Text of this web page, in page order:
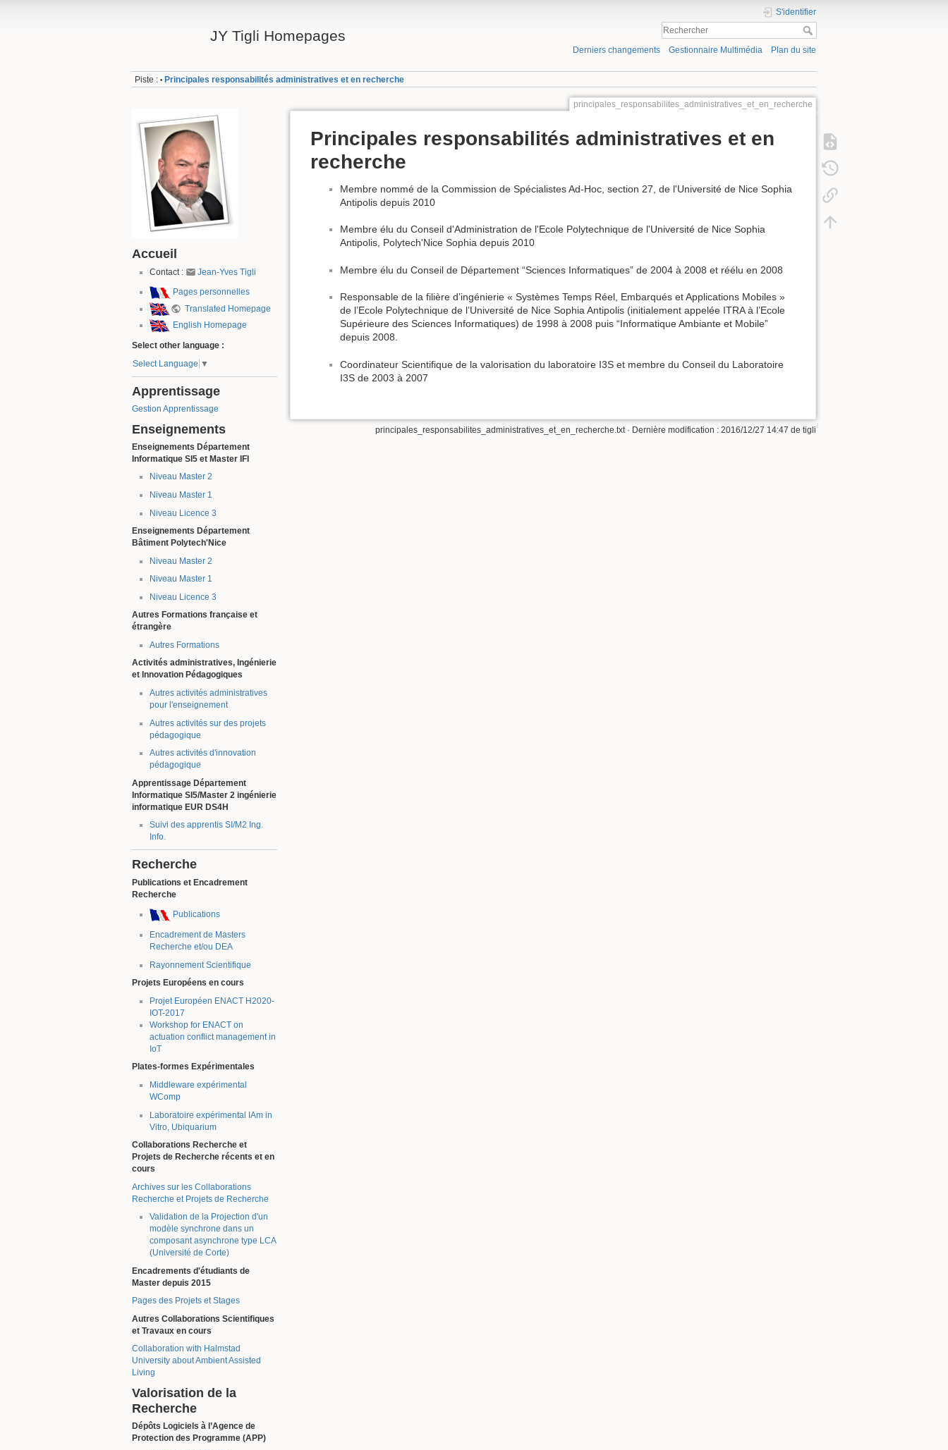
JY Tigli Homepages
S'identifier
Derniers changements Gestionnaire Multimédia Plan du site
Piste : • Principales responsabilités administratives et en recherche
Accueil
Contact : Jean-Yves Tigli
Pages personnelles
Translated Homepage
English Homepage
Select other language :
Select Language ▼
Apprentissage
Gestion Apprentissage
Enseignements
Enseignements Département
Informatique SI5 et Master IFI
Niveau Master 2
Niveau Master 1
Niveau Licence 3
Enseignements Département
Bâtiment Polytech'Nice
Niveau Master 2
Niveau Master 1
Niveau Licence 3
Autres Formations française et
étrangère
Autres Formations
Activités administratives, Ingénierie
et Innovation Pédagogiques
Autres activités administratives
pour l'enseignement
Autres activités sur des projets
pédagogique
Autres activités d'innovation
pédagogique
Apprentissage Département
Informatique SI5/Master 2 ingénierie
informatique EUR DS4H
Suivi des apprentis SI/M2 Ing.
Info.
Recherche
Publications et Encadrement
Recherche
Publications
Encadrement de Masters
Recherche et/ou DEA
Rayonnement Scientifique
Projets Européens en cours
Projet Européen ENACT H2020-
IOT-2017
Workshop for ENACT on
actuation conflict management in
IoT
Plates-formes Expérimentales
Middleware expérimental
WComp
Laboratoire expérimental IAm in
Vitro, Ubiquarium
Collaborations Recherche et
Projets de Recherche récents et en
cours
Archives sur les Collaborations
Recherche et Projets de Recherche
Validation de la Projection d'un
modèle synchrone dans un
composant asynchrone type LCA
(Université de Corte)
Encadrements d'étudiants de
Master depuis 2015
Pages des Projets et Stages
Autres Collaborations Scientifiques
et Travaux en cours
Collaboration with Halmstad
University about Ambient Assisted
Living
Valorisation de la
Recherche
Dépôts Logiciels à l’Agence de
Protection des Programme (APP)
principales_responsabilites_administratives_et_en_recherche
Principales responsabilités administratives et en
recherche
Membre nommé de la Commission de Spécialistes Ad-Hoc, section 27, de l'Université de Nice Sophia
Antipolis depuis 2010
Membre élu du Conseil d'Administration de l'Ecole Polytechnique de l'Université de Nice Sophia
Antipolis, Polytech'Nice Sophia depuis 2010
Membre élu du Conseil de Département “Sciences Informatiques” de 2004 à 2008 et réélu en 2008
Responsable de la filière d’ingénierie « Systèmes Temps Réel, Embarqués et Applications Mobiles »
de l’Ecole Polytechnique de l’Université de Nice Sophia Antipolis (initialement appelée ITRA à l’Ecole
Supérieure des Sciences Informatiques) de 1998 à 2008 puis “Informatique Ambiante et Mobile”
depuis 2008.
Coordinateur Scientifique de la valorisation du laboratoire I3S et membre du Conseil du Laboratoire
I3S de 2003 à 2007
principales_responsabilites_administratives_et_en_recherche.txt · Dernière modification : 2016/12/27 14:47 de tigli